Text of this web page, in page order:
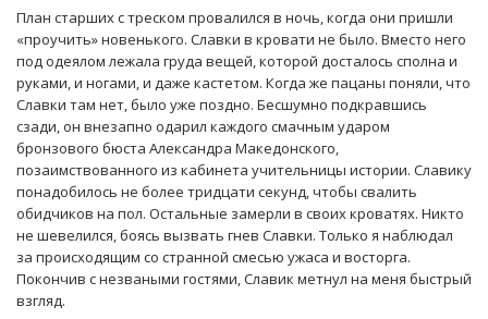
План старших с треском провалился в ночь, когда они пришли
«проучить» новенького. Славки в кровати не было. Вместо него
под одеялом лежала груда вещей, которой досталось сполна и
руками, и ногами, и даже кастетом. Когда же пацаны поняли, что
Славки там нет, было уже поздно. Бесшумно подкравшись
сзади, он внезапно одарил каждого смачным ударом
бронзового бюста Александра Македонского,
позаимствованного из кабинета учительницы истории. Славику
понадобилось не более тридцати секунд, чтобы свалить
обидчиков на пол. Остальные замерли в своих кроватях. Никто
не шевелился, боясь вызвать гнев Славки. Только я наблюдал
за происходящим со странной смесью ужаса и восторга.
Покончив с незваными гостями, Славик метнул на меня быстрый
взгляд.